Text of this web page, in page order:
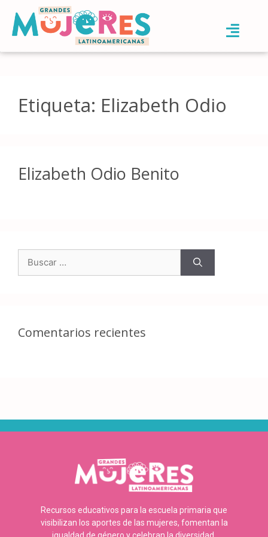
Etiqueta: Elizabeth Odio
Elizabeth Odio Benito
Comentarios recientes
Recursos educativos para la escuela primaria que
visibilizan los aportes de las mujeres, fomentan la
igualdad de género y celebran la diversidad.